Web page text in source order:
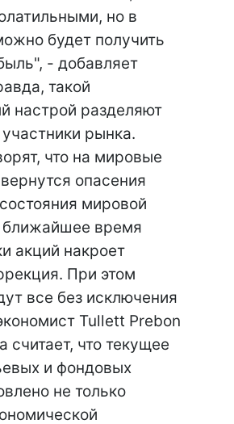
но в
будет получить
- добавляет
такой
настрой разделяют
рынка.
что на мировые
опасения
мировой
ближайшее время
акций накроет
При этом
все без исключения
Tullett Prebon
считает, что текущее
и фондовых
не только